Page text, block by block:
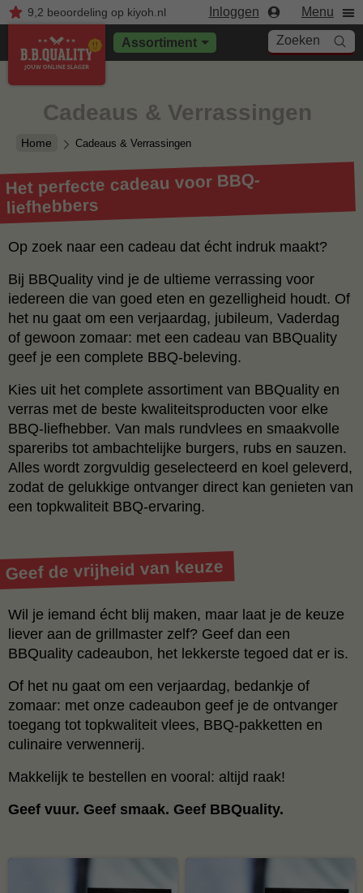
9,2 beoordelingop kiyoh.nl Inloggen Menu
Assortiment Zoeken
Home Cadeaus & Verrassingen
Cadeaus & Verrassingen
Het perfecte cadeau voor BBQ-
liefhebbers
Op zoek naar een cadeau dat écht indruk maakt?
Bij BBQuality vind je de ultieme verrassing voor
iedereen die van goed eten en gezelligheid houdt. Of
het nu gaat om een verjaardag, jubileum, Vaderdag
of gewoon zomaar: met een cadeau van BBQuality
geef je een complete BBQ-beleving.
Kies uit het complete assortiment van BBQuality en
verras met de beste kwaliteitsproducten voor elke
BBQ-liefhebber. Van mals rundvlees en smaakvolle
spareribs tot ambachtelijke burgers, rubs en sauzen.
Alles wordt zorgvuldig geselecteerd en koel geleverd,
zodat de gelukkige ontvanger direct kan genieten van
een topkwaliteit BBQ-ervaring.
Geef de vrijheid van keuze
Wil je iemand écht blij maken, maar laat je de keuze
liever aan de grillmaster zelf? Geef dan een
BBQuality cadeaubon, het lekkerste tegoed dat er is.
Of het nu gaat om een verjaardag, bedankje of
zomaar: met onze cadeaubon geef je de ontvanger
toegang tot topkwaliteit vlees, BBQ-pakketten en
culinaire verwennerij.
Makkelijk te bestellen en vooral: altijd raak!
Geef vuur. Geef smaak. Geef BBQuality.